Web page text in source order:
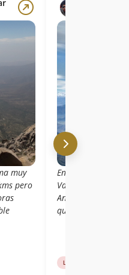
muy
pero
En la cumbre una
Valparaiso y por
Andes en toda su
que nos deleito
Libro de cumbre